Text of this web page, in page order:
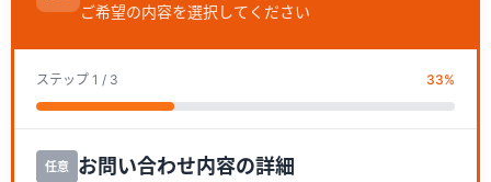
ご希望の内容を選択してください
ステップ 1 / 3 33%
任意 お問い合わせ内容の詳細